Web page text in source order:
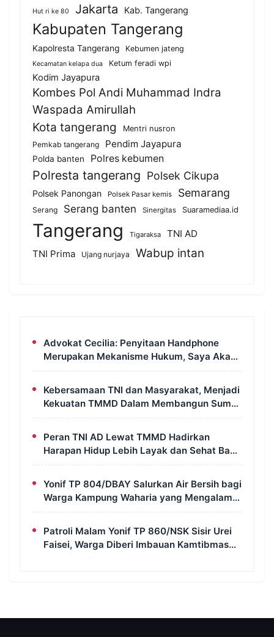
Hut ri ke 80 Jakarta Kab. Tangerang
Kabupaten Tangerang
Kapolresta Tangerang Kebumen jateng
Kecamatan kelapa dua Ketum feradi wpi
Kodim Jayapura
Kombes Pol Andi Muhammad Indra
Waspada Amirullah
Kota tangerang
Mentri nusron
Pemkab tangerang
Pendim Jayapura
Polda banten Polres kebumen
Polresta tangerang Polsek Cikupa
Polsek Panongan Polsek Pasar kemis Semarang
Serang Serang banten Sinergitas Suaramediaa.id
Tangerang Tigaraksa
TNI AD
TNI Prima
Ujang nurjaya Wabup intan
Advokat Cecilia: Penyitaan Handphone
Merupakan Mekanisme Hukum, Saya Akan
Kooperatif Apabila Diminta Penyidik dan
Kebersamaan TNI dan Masyarakat, Menjadi
Kekuatan TMMD Dalam Membangun Sumur
Galian di Wanam
Peran TNI AD Lewat TMMD Hadirkan
Harapan Hidup Lebih Layak dan Sehat Bagi
Warga Kampung Wanam
Yonif TP 804/DBAY Salurkan Air Bersih bagi
Warga Kampung Waharia yang Mengalami
Krisis Air
Patroli Malam Yonif TP 860/NSK Sisir Urei
Faisei, Warga Diberi Imbauan Kamtibmas